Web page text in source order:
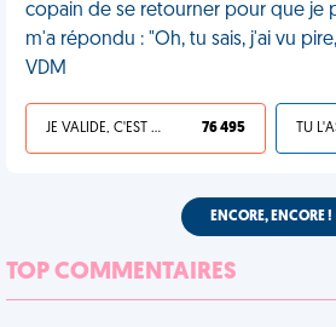
copain de se retourner pour que je
m'a répondu : "Oh, tu sais, j'ai vu
VDM
JE VALIDE, C'EST UNE VDM 76 495
ENCORE, ENCORE !
TOP COMMENTAIRES